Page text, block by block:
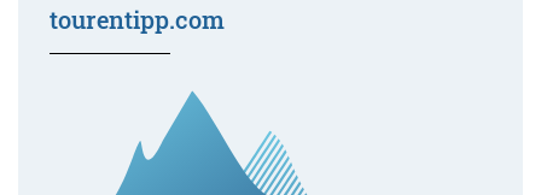
tourentipp.com